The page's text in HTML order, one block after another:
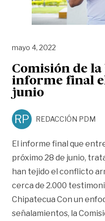
mayo 4, 2022
Comisión de
informe final
junio
RP REDACCIÓN PDM
El informe final que
próximo 28 de junio,
han tejido el conflicto
cerca de 2.000
Chipatecua Con un
señalamientos, la